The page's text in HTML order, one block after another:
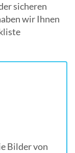
sicheren
wir Ihnen
Bilder von